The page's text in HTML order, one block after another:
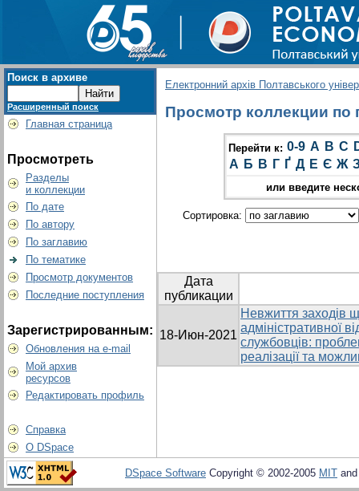
Поиск в архиве
Расширенный поиск
Главная страница
Просмотреть
Разделы
и коллекции
По дате
По автору
По заглавию
По тематике
Просмотр документов
Последние поступления
Зарегистрированным:
Обновления на e-mail
Мой архив
ресурсов
Редактировать профиль
Справка
О DSpace
Електронний архів Полтавського
Просмотр коллекции по
Перейти к: 0-9 A B C
А Б В Г Ґ Д Е Є Ж
или введите
Сортировка:
Дата
публикации
18-Июн-2021
Невжиття заходів
адміністративної
службовців:
реалізації та
DSpace Software Copyright © 2002-2005 MIT